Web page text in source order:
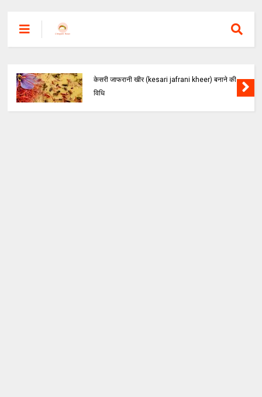
केसरी जाफरानी खीर (kesari jafrani kheer) बनाने की
विधि